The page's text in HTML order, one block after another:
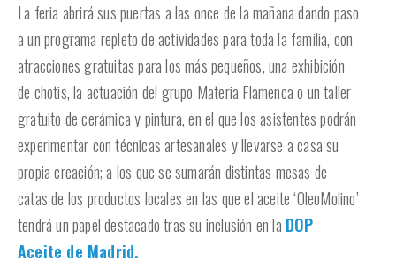
La feria abrirá sus puertas a las once de la mañana dando paso
a un programa repleto de actividades para toda la familia, con
atracciones gratuitas para los más pequeños, una exhibición
de chotis, la actuación del grupo Materia Flamenca o un taller
gratuito de cerámica y pintura, en el que los asistentes podrán
experimentar con técnicas artesanales y llevarse a casa su
propia creación; a los que se sumarán distintas mesas de
catas de los productos locales en las que el aceite ‘OleoMolino’
tendrá un papel destacado tras su inclusión en la DOP
Aceite de Madrid.